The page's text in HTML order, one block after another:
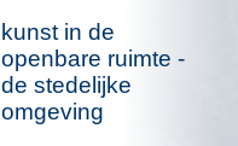
kunst in de
openbare ruimte -
de stedelijke
omgeving